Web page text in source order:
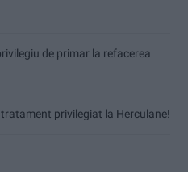
de primar la refacerea
privilegiat la Herculane!